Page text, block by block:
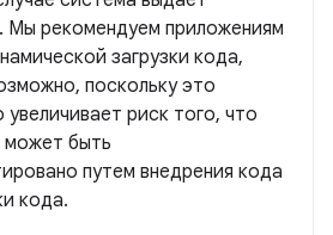
Мы рекомендуем приложениям
загрузки кода,
поскольку это
увеличивает риск того, что
может быть
путем внедрения кода
кода.